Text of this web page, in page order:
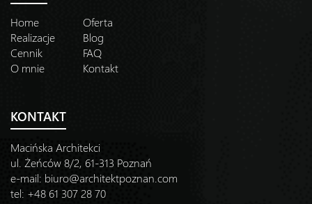
Home
Oferta
Realizacje
Blog
Cennik
FAQ
O mnie
Kontakt
KONTAKT
Macińska Architekci
ul. Żeńców 8/2, 61-313 Poznań
e-mail: biuro@architektpoznan.com
tel: +48 61 307 28 70